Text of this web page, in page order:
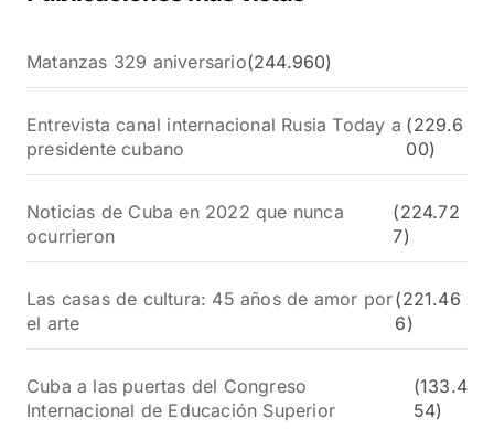
Matanzas 329 aniversario(244.960)
Entrevista canal internacional Rusia Today a
presidente cubano
(229.6
00)
Noticias de Cuba en 2022 que nunca
ocurrieron
(224.72
7)
Las casas de cultura: 45 años de amor por
el arte
(221.46
6)
Cuba a las puertas del Congreso
Internacional de Educación Superior
(133.4
54)